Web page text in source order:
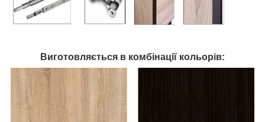
Виготовляється в комбінації кольорів: